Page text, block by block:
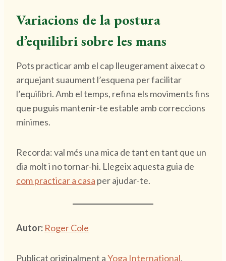
Variacions de la postura
d’equilibri sobre les mans
Pots practicar amb el cap lleugerament aixecat o
arquejant suaument l’esquena per facilitar
l’equilibri. Amb el temps, refina els moviments fins
que puguis mantenir-te estable amb correccions
mínimes.
Recorda: val més una mica de tant en tant que un
dia molt i no tornar-hi. Llegeix aquesta guia de
com practicar a casa per ajudar-te.
Autor: Roger Cole
Publicat originalment aYoga International.